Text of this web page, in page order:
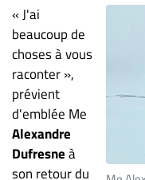
d'emploi
Formation
Continue
Métiers
Scoop?
CABINETS
ET
« J'ai
beaucoup de
choses à vous
raconter »,
prévient
d'emblée Me
Alexandre
Dufresneà
son retour du